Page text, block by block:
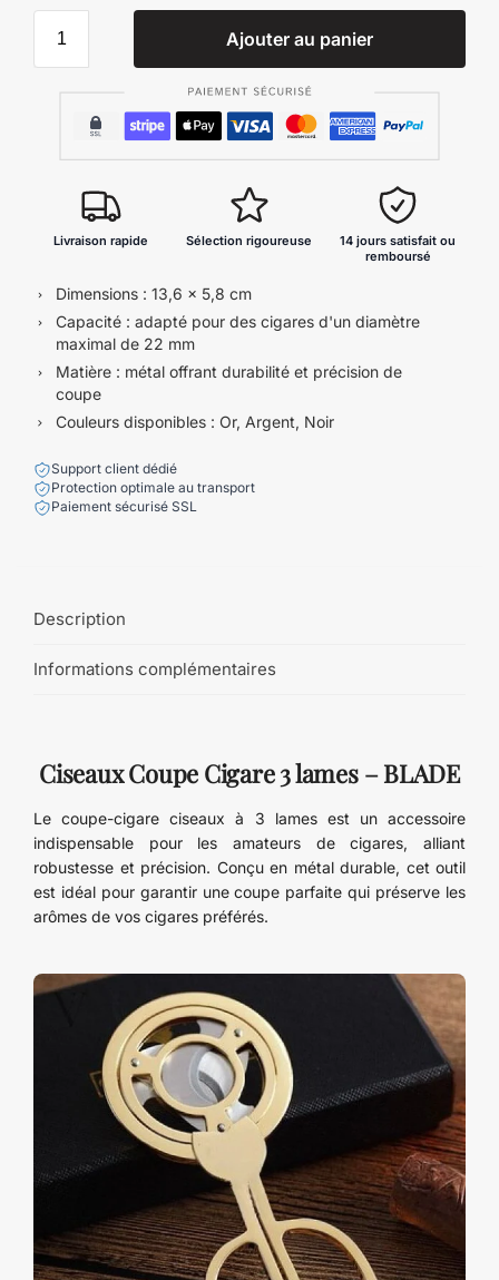
Ajouter au panier
Livraison rapide Sélection rigoureuse
14 jours satisfait ou
remboursé
Dimensions : 13,6 x 5,8 cm
Capacité : adapté pour des cigares d'un diamètre
maximal de 22 mm
Matière : métal offrant durabilité et précision de
coupe
Couleurs disponibles : Or, Argent, Noir
Support client dédié
Protection optimale au transport
Paiement sécurisé SSL
Description
Informations complémentaires
Ciseaux Coupe Cigare 3 lames – BLADE
Le coupe-cigare ciseaux à 3 lames est un accessoire
indispensable pour les amateurs de cigares, alliant
robustesse et précision. Conçu en métal durable, cet outil
est idéal pour garantir une coupe parfaite qui préserve les
arômes de vos cigares préférés.